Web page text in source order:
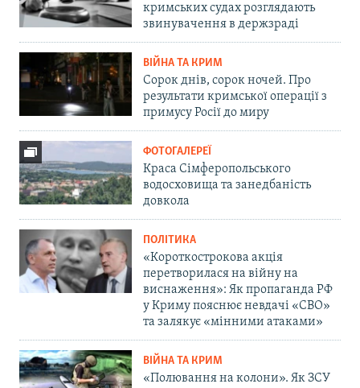
кримських судах розглядають
звинувачення в держзраді
ВІЙНА ТА КРИМ
Сорок днів, сорок ночей. Про
результати кримської операції з
примусу Росії до миру
ФОТОГАЛЕРЕЇ
Краса Сімферопольського
водосховища та занедбаність
довкола
ПОЛІТИКА
«Короткострокова акція
перетворилася на війну на
виснаження»: Як пропаганда РФ
у Криму пояснює невдачі «СВО»
та залякує «мінними атаками»
ВІЙНА ТА КРИМ
«Полювання на колони». Як ЗСУ